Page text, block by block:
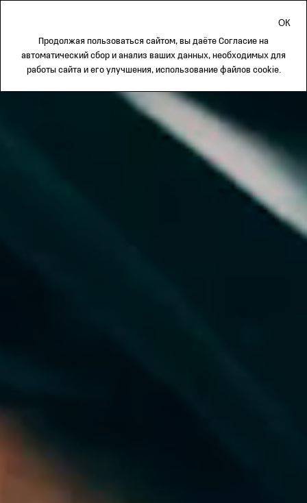
Продолжая пользоваться сайтом, вы даёте Согласие на
автоматический сбор и анализ ваших данных, необходимых для
работы сайта и его улучшения, использование файлов cookie.